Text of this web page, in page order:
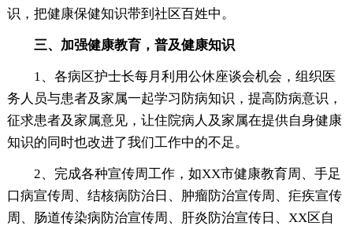
识，把健康保健知识带到社区百姓中。
三、加强健康教育，普及健康知识
1、各病区护士长每月利用公休座谈会机会，组织医
务人员与患者及家属一起学习防病知识，提高防病意识，
征求患者及家属意见，让住院病人及家属在提供自身健康
知识的同时也改进了我们工作中的不足。
2、完成各种宣传周工作，如XX市健康教育周、手足
口病宣传周、结核病防治日、肿瘤防治宣传周、疟疾宣传
周、肠道传染病防治宣传周、肝炎防治宣传日、XX区自